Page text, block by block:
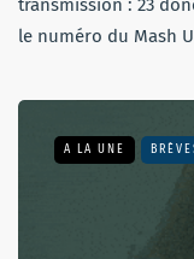
transmission : 23
le numéro du Mash
A LA UNE